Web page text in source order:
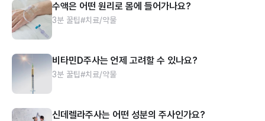
수액은 어떤 원리로 몸에 들어가나요?
3분 꿀팁#치료/약물
비타민D주사는 언제 고려할 수 있나요?
3분 꿀팁#치료/약물
신데렐라주사는 어떤 성분의 주사인가요?